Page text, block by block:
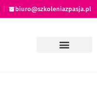
biuro@szkoleniazpasja.pl